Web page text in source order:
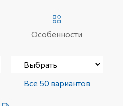
Особенности
Все 50 вариантов